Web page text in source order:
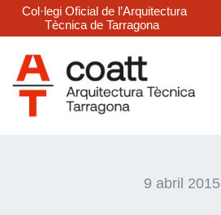
Col·legi Oficial de l’Arquitectura
Tècnica de Tarragona
9 abril 2015